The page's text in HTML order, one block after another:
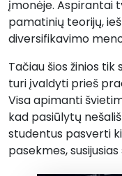
įmonėje. Aspirantai
pamatinių teorijų,
diversifikavimo
Tačiau šios žinios
turi įvaldyti prieš
Visa apimanti
kad pasiūlytų
studentus pasverti
pasekmes,